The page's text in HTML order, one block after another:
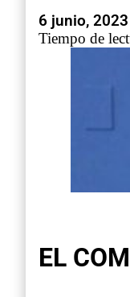
6 junio, 2023
Tiempo de
EL